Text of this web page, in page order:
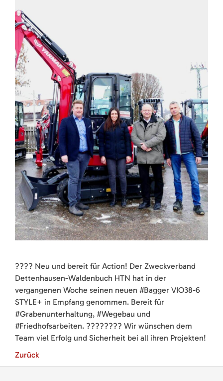
???? Neu und bereit für Action! Der Zweckverband
Dettenhausen-Waldenbuch HTN hat in der
vergangenen Woche seinen neuen #Bagger VIO38-6
STYLE+ in Empfang genommen. Bereit für
#Grabenunterhaltung, #Wegebau und
#Friedhofsarbeiten. ???????? Wir wünschen dem
Team viel Erfolg und Sicherheit bei all ihren Projekten!
Zurück